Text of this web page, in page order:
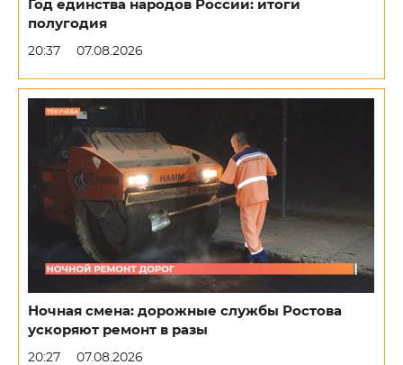
Год единства народов России: итоги
полугодия
20:37 07.08.2026
Ночная смена: дорожные службы Ростова
ускоряют ремонт в разы
20:27 07.08.2026